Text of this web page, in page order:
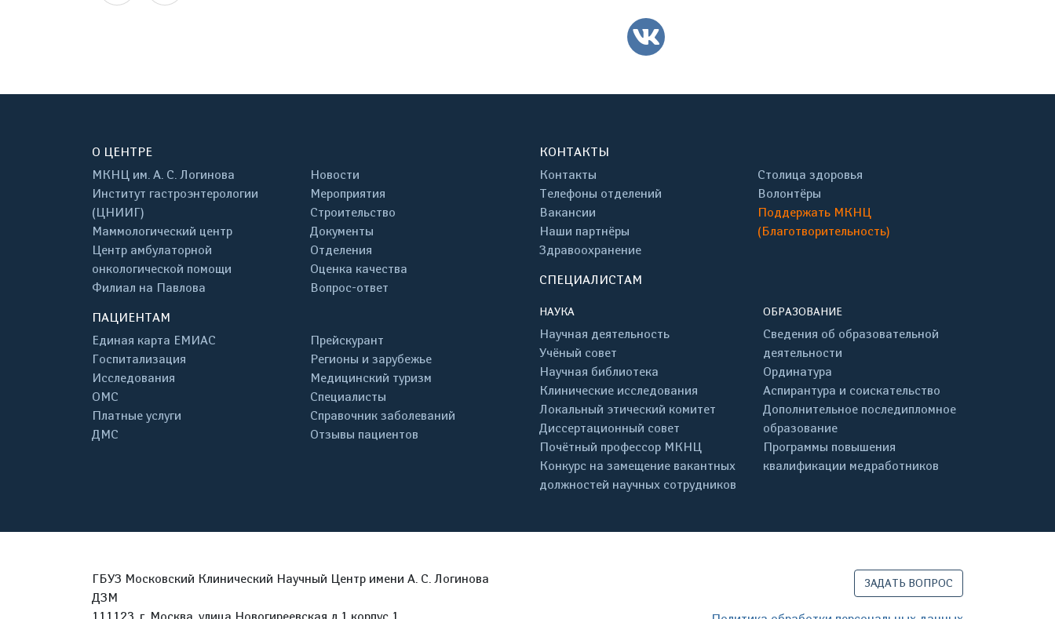
ВКонтакте
О ЦЕНТРЕ
МКНЦ им. А. С. Логинова
Институт гастроэнтерологии
(ЦНИИГ)
Маммологический центр
Центр амбулаторной
онкологической помощи
Филиал на Павлова
Новости
Мероприятия
Строительство
Документы
Отделения
Оценка качества
Вопрос-ответ
ПАЦИЕНТАМ
Единая карта ЕМИАС
Госпитализация
Исследования
ОМС
Платные услуги
ДМС
Прейскурант
Регионы и зарубежье
Медицинский туризм
Специалисты
Справочник заболеваний
Отзывы пациентов
КОНТАКТЫ
Контакты
Телефоны отделений
Вакансии
Наши партнёры
Здравоохранение
Столица здоровья
Волонтёры
Поддержать МКНЦ
(Благотворительность)
СПЕЦИАЛИСТАМ
НАУКА
Научная деятельность
Учёный совет
Научная библиотека
Клинические исследования
Локальный этический комитет
Диссертационный совет
Почётный профессор МКНЦ
Конкурс на замещение вакантных
должностей научных сотрудников
ОБРАЗОВАНИЕ
Сведения об образовательной
деятельности
Ординатура
Аспирантура и соискательство
Дополнительное последипломное
образование
Программы повышения
квалификации медработников
ГБУЗ Московский Клинический Научный Центр имени А. С. Логинова
ДЗМ
ЗАДАТЬ ВОПРОС